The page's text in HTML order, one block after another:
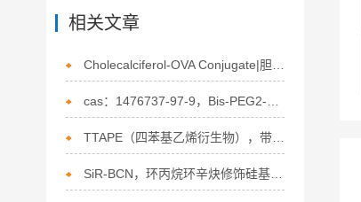
相关文章
TTAPE（四苯基乙烯衍生物），带正电荷的介绍
SiR-BCN，环丙烷环辛炔修饰硅基罗丹明的应用